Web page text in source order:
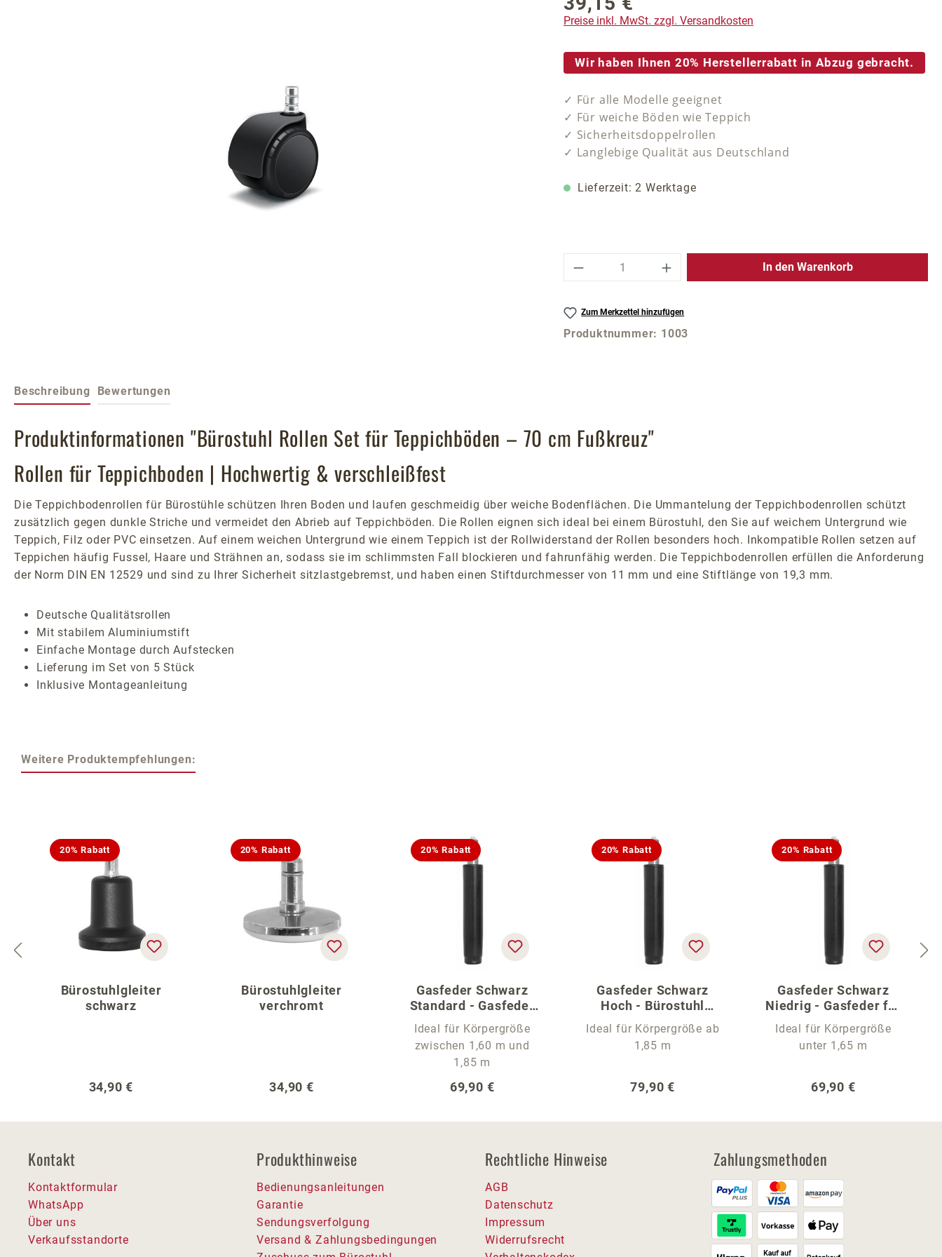
Preise inkl. MwSt. zzgl. Versandkosten
Wir haben Ihnen 20% Herstellerrabatt in Abzug gebracht.
✓ Für alle Modelle geeignet
✓ Für weiche Böden wie Teppich
✓ Sicherheitsdoppelrollen
✓ Langlebige Qualität aus Deutschland
Lieferzeit: 2 Werktage
Produkt Anzahl: Gib den gewünschten Wert
In den Warenkorb
Zum Merkzettel hinzufügen
Produktnummer: 1003
Beschreibung Bewertungen
Produktinformationen "Bürostuhl Rollen Set für Teppichböden – 70 cm Fußkreuz"
Rollen für Teppichboden | Hochwertig & verschleißfest
Die Teppichbodenrollen für Bürostühle schützen Ihren Boden und laufen geschmeidig über weiche Bodenflächen. Die Ummantelung der Teppichbodenrollen schützt
zusätzlich gegen dunkle Striche und vermeidet den Abrieb auf Teppichböden. Die Rollen eignen sich ideal bei einem Bürostuhl, den Sie auf weichem Untergrund wie
Teppich, Filz oder PVC einsetzen. Auf einem weichen Untergrund wie einem Teppich ist der Rollwiderstand der Rollen besonders hoch. Inkompatible Rollen setzen auf
Teppichen häufig Fussel, Haare und Strähnen an, sodass sie im schlimmsten Fall blockieren und fahrunfähig werden. Die Teppichbodenrollen erfüllen die Anforderung
der Norm DIN EN 12529 und sind zu Ihrer Sicherheit sitzlastgebremst, und haben einen Stiftdurchmesser von 11 mm und eine Stiftlänge von 19,3 mm.
Deutsche Qualitätsrollen
Mit stabilem Aluminiumstift
Einfache Montage durch Aufstecken
Lieferung im Set von 5 Stück
Inklusive Montageanleitung
Weitere Produktempfehlungen:
20% Rabatt
Bürostuhlgleiter
schwarz
Regulärer Preis:
34,90 €
20% Rabatt
Bürostuhlgleiter
verchromt
Regulärer Preis:
34,90 €
20% Rabatt
Gasfeder Schwarz
Standard - Gasfeder
für den Bürostuhl
Ideal für Körpergröße
zwischen 1,60 m und
1,85 m
Regulärer Preis:
69,90 €
20% Rabatt
Gasfeder Schwarz
Hoch - Bürostuhl
Gasfeder
Ideal für Körpergröße ab
1,85 m
Regulärer Preis:
79,90 €
20% Rabatt
Gasfeder Schwarz
Niedrig - Gasfeder für
Bürostühle
Ideal für Körpergröße
unter 1,65 m
Regulärer Preis:
69,90 €
Kontakt
Kontaktformular
WhatsApp
Über uns
Verkaufsstandorte
Produkthinweise
Bedienungsanleitungen
Garantie
Sendungsverfolgung
Versand & Zahlungsbedingungen
Rechtliche Hinweise
AGB
Datenschutz
Impressum
Widerrufsrecht
Zahlungsmethoden